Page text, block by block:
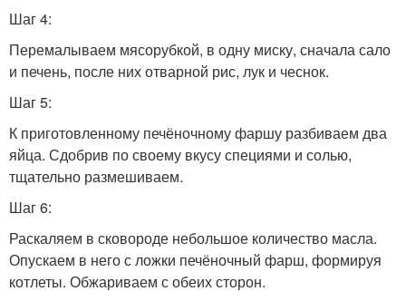
Шаг 4:
Перемалываем мясорубкой, в одну миску, сначала сало
и печень, после них отварной рис, лук и чеснок.
Шаг 5:
К приготовленному печёночному фаршу разбиваем два
яйца. Сдобрив по своему вкусу специями и солью,
тщательно размешиваем.
Шаг 6:
Раскаляем в сковороде небольшое количество масла.
Опускаем в него с ложки печёночный фарш, формируя
котлеты. Обжариваем с обеих сторон.